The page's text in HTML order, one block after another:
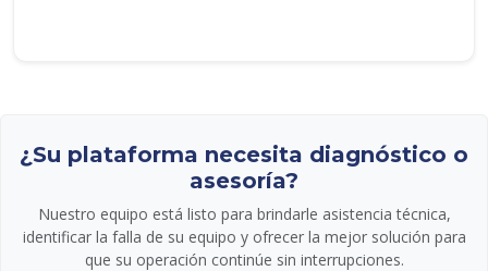
¿Su plataforma necesita diagnóstico o
asesoría?
Nuestro equipo está listo para brindarle asistencia técnica,
identificar la falla de su equipo y ofrecer la mejor solución para
que su operación continúe sin interrupciones.